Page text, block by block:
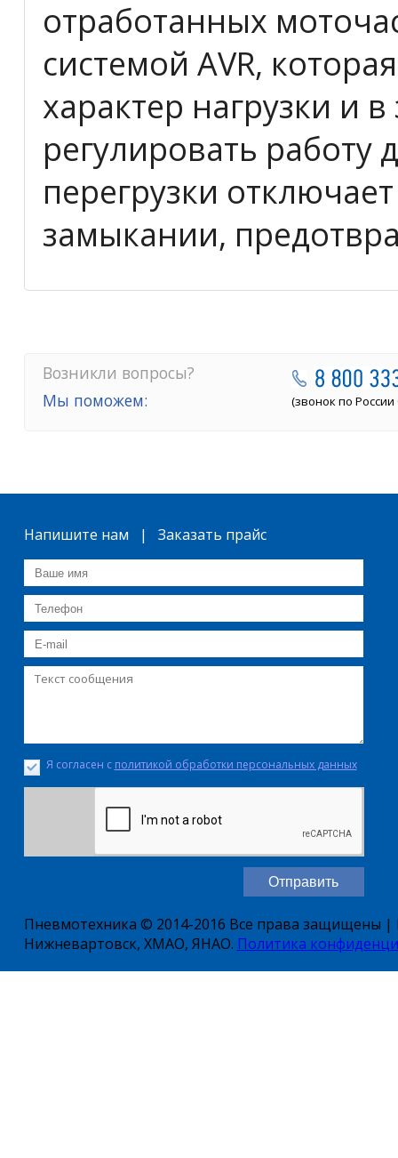
отработанных
системой AVR,
характер нагрузки и
регулировать работу
перегрузки
замыкании,
Возникли вопросы?
Мы поможем:
(звонок по
Напишите нам | Заказать прайс
Я согласен с политикой обработки персональных данных
Пневмотехника © 2014-2016 Все права защищены |
Нижневартовск, ХМАО, ЯНАО. Политика